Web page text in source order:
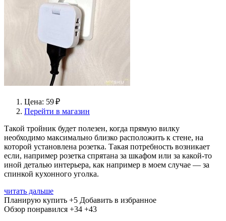
Цена: 59 ₽
Перейти в магазин
Такой тройник будет полезен, когда прямую вилку
необходимо максимально близко расположить к стене, на
которой установлена розетка. Такая потребность возникает
если, например розетка спрятана за шкафом или за какой-то
иной деталью интерьера, как например в моем случае — за
спинкой кухонного уголка.
читать дальше
Планирую купить +5 Добавить в избранное
Обзор понравился +34 +43